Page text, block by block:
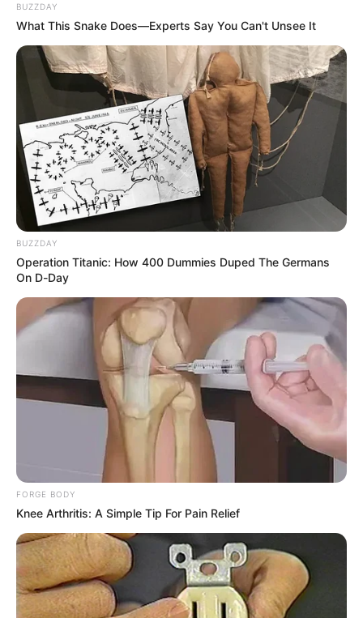
Tenemos todas las noticias que le
interesan. Para estar bien informado, por
favor, active las notificaciones de Alerta.
ACTIVAR AHORA
TEMAS DESTACADOS
EMERGENCIAS POR LLUVIAS
METRO DE MEDELLÍN
ELECCIONES PRESIDENCIALES
MARINILLA - ANTIOQUIA
YONDÓ - ANTIOQUIA
RIONEGRO
BUZZDAY
What This Snake Does—Experts Say You Can't Unsee It
BUZZDAY
Operation Titanic: How 400 Dummies Duped The Germans
On D-Day
FORGE BODY
Knee Arthritis: A Simple Tip For Pain Relief